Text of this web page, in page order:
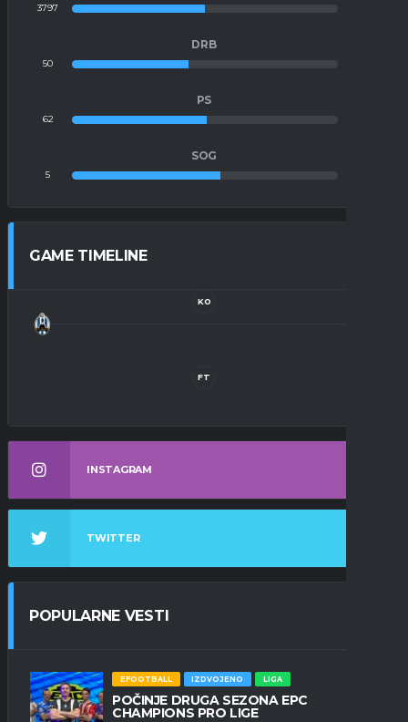
3797
DRB
50
PS
62
SOG
5
GAME TIMELINE
KO
FT
INSTAGRAM
TWITTER
POPULARNE VESTI
EFOOTBALL IZDVOJENO LIGA
POČINJE DRUGA SEZONA EPC
CHAMPIONS PRO LIGE